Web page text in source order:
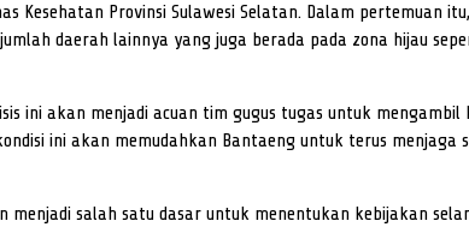
Kesehatan Provinsi Sulawesi Selatan. Dalam pertemuan
daerah lainnya yang juga berada pada zona hijau
ini akan menjadi acuan tim gugus tugas untuk mengambil
ini akan memudahkan Bantaeng untuk terus menjaga
menjadi salah satu dasar untuk menentukan kebijakan